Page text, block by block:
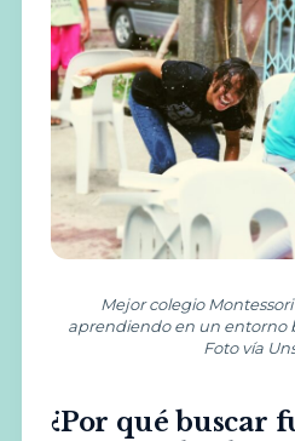
Mejor colegio
aprendiendo en un entorno
Foto vía
¿Por qué buscar